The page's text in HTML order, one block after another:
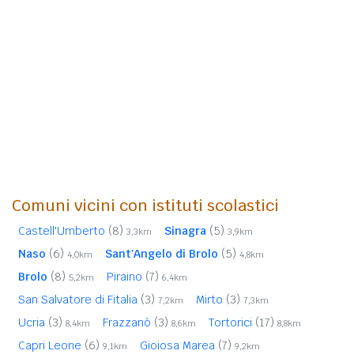
Comuni vicini con istituti scolastici
Castell'Umberto (8) 3,3km Sinagra (5) 3,9km
Naso (6) 4,0km Sant'Angelo di Brolo (5) 4,8km
Brolo (8) 5,2km Piraino (7) 6,4km
San Salvatore di Fitalia (3) 7,2km Mirto (3) 7,3km
Ucria (3) 8,4km Frazzanò (3) 8,6km Tortorici (17) 8,8km
Capri Leone (6) 9,1km Gioiosa Marea (7) 9,2km